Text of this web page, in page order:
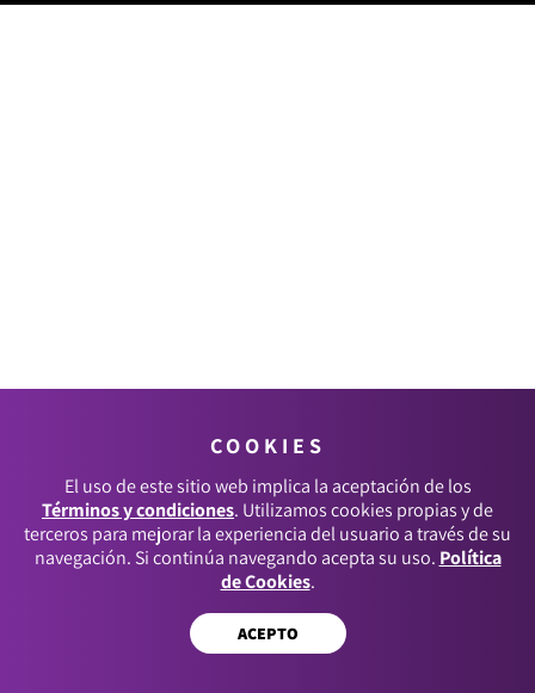
COOKIES
El uso de este sitio web implica la aceptación de los
Términos y condiciones. Utilizamos cookies propias y de
terceros para mejorar la experiencia del usuario a través de su
navegación. Si continúa navegando acepta su uso. Política
de Cookies.
ACEPTO